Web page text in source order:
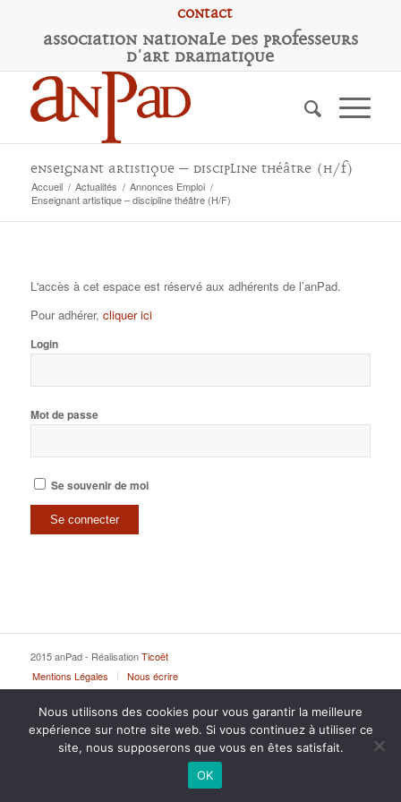
Contact
Association Nationale des Professeurs
d'Art Dramatique
Enseignant artistique – discipline théâtre (H/F)
Accueil / Actualités / Annonces Emploi /
Enseignant artistique – discipline théâtre (H/F)
L'accès à cet espace est réservé aux adhérents de l’anPad.
Pour adhérer, cliquer ici
Login
Mot de passe
Se souvenir de moi
2015 anPad - RéalisationTicoët
Mentions Légales
Nous écrire
Nous utilisons des cookies pour vous garantir la meilleure
expérience sur notre site web. Si vous continuez à utiliser ce
site, nous supposerons que vous en êtes satisfait.
OK